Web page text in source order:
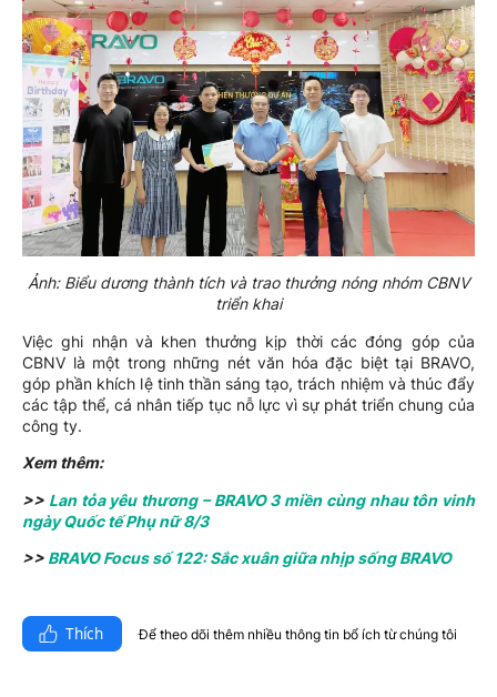
Ảnh: Biểu dương thành tích và trao thưởng nóng nhóm CBNV
triển khai
Việc ghi nhận và khen thưởng kịp thời các đóng góp của
CBNV là một trong những nét văn hóa đặc biệt tại BRAVO,
góp phần khích lệ tinh thần sáng tạo, trách nhiệm và thúc đẩy
các tập thể, cá nhân tiếp tục nỗ lực vì sự phát triển chung của
công ty.
Xem thêm:
>> Lan tỏa yêu thương – BRAVO 3 miền cùng nhau tôn vinh
ngày Quốc tế Phụ nữ 8/3
>> BRAVO Focus số 122: Sắc xuân giữa nhịp sống BRAVO
Thích Để theo dõi thêm nhiều thông tin bổ ích từ chúng tôi​